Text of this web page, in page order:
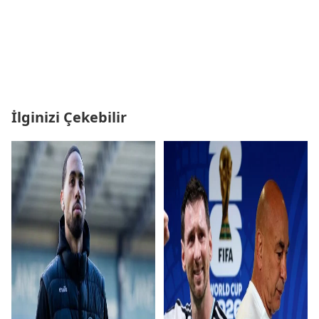
İlginizi Çekebilir